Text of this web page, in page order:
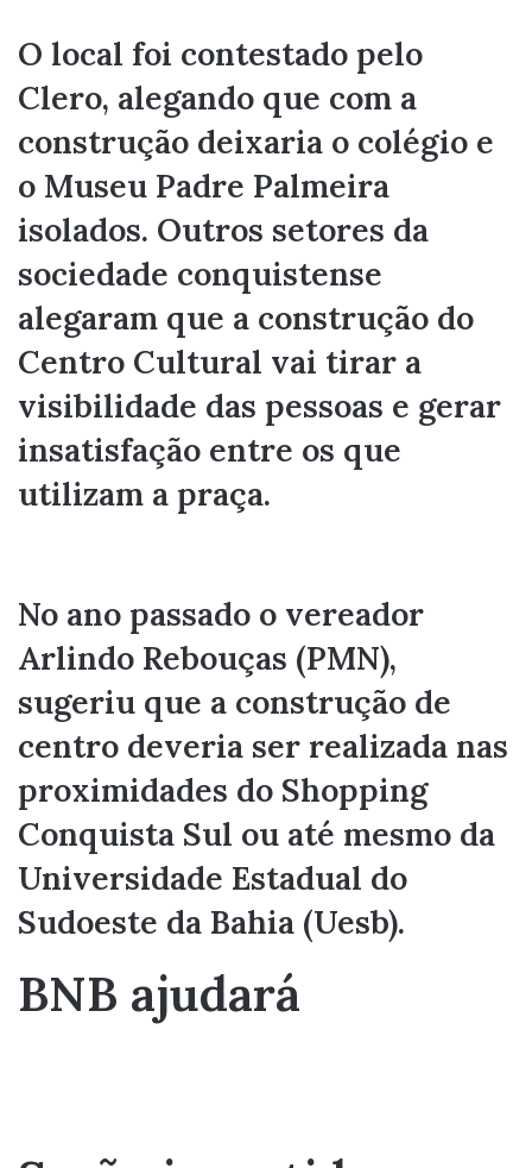
O local foi contestado pelo
Clero, alegando que com a
construção deixaria o colégio e
o Museu Padre Palmeira
isolados. Outros setores da
sociedade conquistense
alegaram que a construção do
Centro Cultural vai tirar a
visibilidade das pessoas e gerar
insatisfação entre os que
utilizam a praça.
No ano passado o vereador
Arlindo Rebouças (PMN),
sugeriu que a construção de
centro deveria ser realizada nas
proximidades do Shopping
Conquista Sul ou até mesmo da
Universidade Estadual do
Sudoeste da Bahia (Uesb).
BNB ajudará